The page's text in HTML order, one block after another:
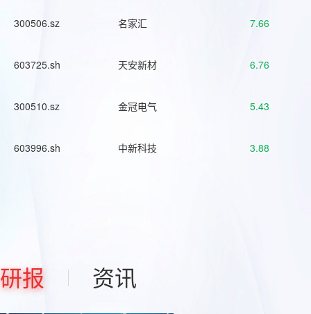
300506.sz 名家汇 7.66
603725.sh 天安新材 6.76
300510.sz 金冠电气 5.43
603996.sh 中新科技 3.88
研报 资讯